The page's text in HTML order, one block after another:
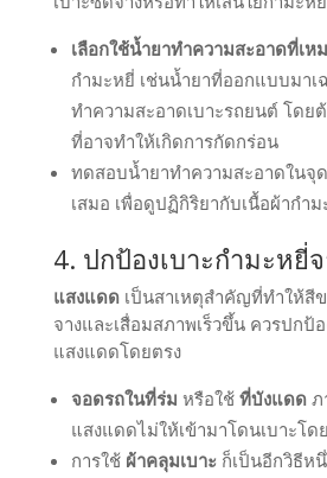
เลือกใช้น้ำยาทำความสะอาดที่เห
กำมะหยี่ เช่นน้ำยาที่ออกแบบมาเ
ทำความสะอาดเบาะรถยนต์ โดย
ที่อาจทำให้เกิดการกัดกร่อน
ทดสอบน้ำยาทำความสะอาดในจุ
เสมอ เพื่อดูปฏิกิริยากับเนื้อผ้ากำม
4. ปกป้องเบาะกำมะหยี่
แสงแดดเป็นสาเหตุสำคัญที่ทำให้สี
จางและเสื่อมสภาพเร็วขึ้น ควรปกป้
แสงแดดโดยตรง
จอดรถในที่ร่ม หรือใช้ ที่บังแดดภ
แสงแดดไม่ให้เข้ามาโดนเบาะโด
การใช้ ผ้าคลุมเบาะ ก็เป็นอีกวิธีห